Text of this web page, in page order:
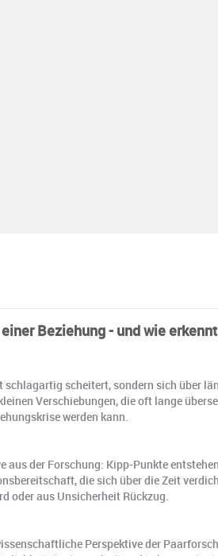
Beziehung - und wie
scheitert, sondern sich über
Verschiebungen, die oft lange
werden kann.
aus der Forschung: Kipp-Punkte
die sich über die Zeit
oder aus Unsicherheit Rückzug.
Perspektive der